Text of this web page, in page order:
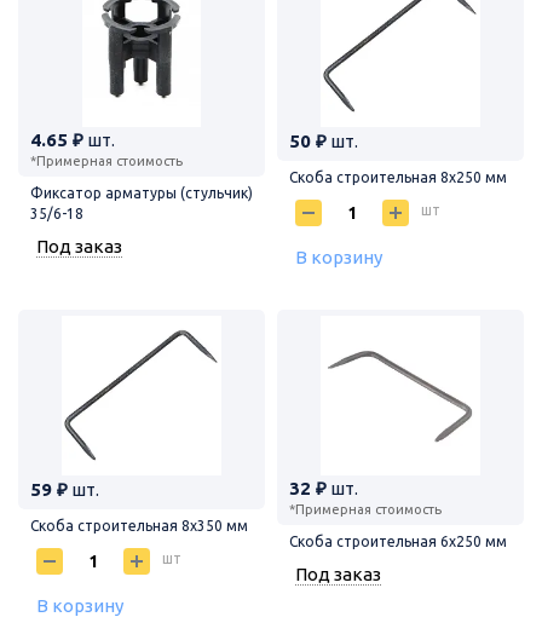
4.65 ₽ шт.
*Примерная стоимость
Фиксатор арматуры (стульчик)
35/6-18
Под заказ
50 ₽ шт.
Скоба строительная 8х250 мм
шт
В корзину
59 ₽ шт.
Скоба строительная 8х350 мм
шт
В корзину
32 ₽ шт.
*Примерная стоимость
Скоба строительная 6х250 мм
Под заказ